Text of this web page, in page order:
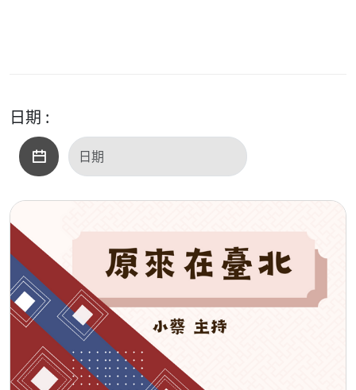
＜開場白＞：開車
＜單元一＞：太魯閣之子、火把、海洋之子
＜單元二＞：位置、好朋友、朋友
日期 :